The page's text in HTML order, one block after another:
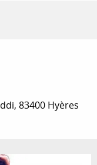
83400 Hyères